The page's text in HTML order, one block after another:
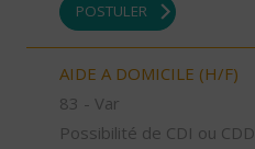
POSTULER
AIDE A DOMICILE (H/F)
83 - Var
Possibilité de CDI ou CDD